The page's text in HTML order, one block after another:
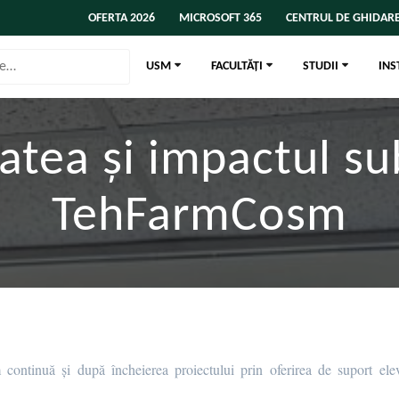
OFERTA 2026 MICROSOFT 365 CENTRUL DE
USM FACULTĂȚI STUDII
și impactul
TehFarmCosm
continuă și după încheierea proiectului prin oferirea de suport